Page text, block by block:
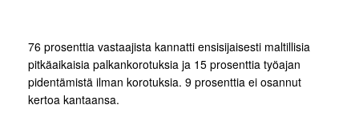
76 prosenttia vastaajista kannatti ensisijaisesti maltillisia
pitkäaikaisia palkankorotuksia ja 15 prosenttia työajan
pidentämistä ilman korotuksia. 9 prosenttia ei osannut
kertoa kantaansa.